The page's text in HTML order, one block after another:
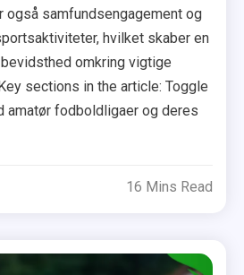
også samfundsengagement og
hvilket skaber en
omkring vigtige
sections in the article: Toggle
amatør fodboldligaer og deres
16 Mins Read